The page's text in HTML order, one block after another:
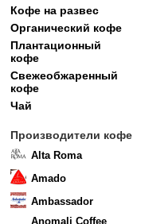
Кофе на развес
Органический кофе
Плантационный
кофе
Свежеобжаренный
кофе
Чай
Производители кофе
Alta Roma
Amado
Ambassador
Anomali Coffee